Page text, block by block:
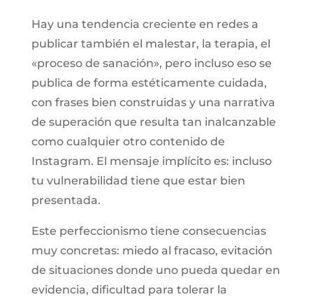
Hay una tendencia creciente en redes a
publicar también el malestar, la terapia, el
«proceso de sanación», pero incluso eso se
publica de forma estéticamente cuidada,
con frases bien construidas y una narrativa
de superación que resulta tan inalcanzable
como cualquier otro contenido de
Instagram. El mensaje implícito es: incluso
tu vulnerabilidad tiene que estar bien
presentada.
Este perfeccionismo tiene consecuencias
muy concretas: miedo al fracaso, evitación
de situaciones donde uno pueda quedar en
evidencia, dificultad para tolerar la